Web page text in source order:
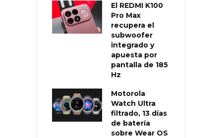
El REDMI K100
Pro Max
recupera el
subwoofer
integrado y
apuesta por
pantalla de 185
Hz
Motorola
Watch Ultra
filtrado, 13 días
de batería
sobre Wear OS